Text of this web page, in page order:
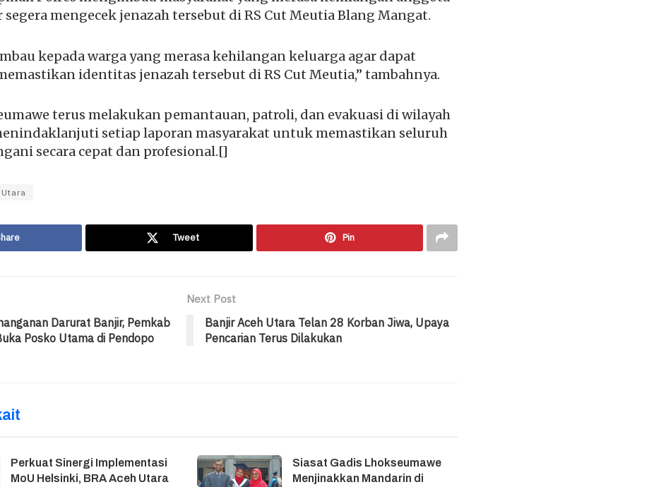
segera mengecek jenazah tersebut di RS Cut Meutia Blang Mangat.
kepada warga yang merasa kehilangan keluarga agar dapat
identitas jenazah tersebut di RS Cut Meutia,” tambahnya.
terus melakukan pemantauan, patroli, dan evakuasi di wilayah
setiap laporan masyarakat untuk memastikan seluruh
secara cepat dan profesional.[]
Tweet Pin
Darurat Banjir, Pemkab
Posko Utama di Pendopo
Next Post
Banjir Aceh Utara Telan 28 Korban Jiwa, Upaya
Pencarian Terus Dilakukan
Perkuat Sinergi Implementasi
MoU Helsinki, BRA Aceh Utara
Siasat Gadis Lhokseumawe
Menjinakkan Mandarin di